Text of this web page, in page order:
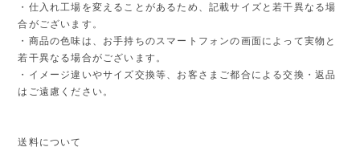
・仕入れ工場を変えることがあるため、記載サイズと若干異なる場
合がございます。
・商品の色味は、お手持ちのスマートフォンの画面によって実物と
若干異なる場合がございます。
・イメージ違いやサイズ交換等、お客さまご都合による交換・返品
はご遠慮ください。
送料について